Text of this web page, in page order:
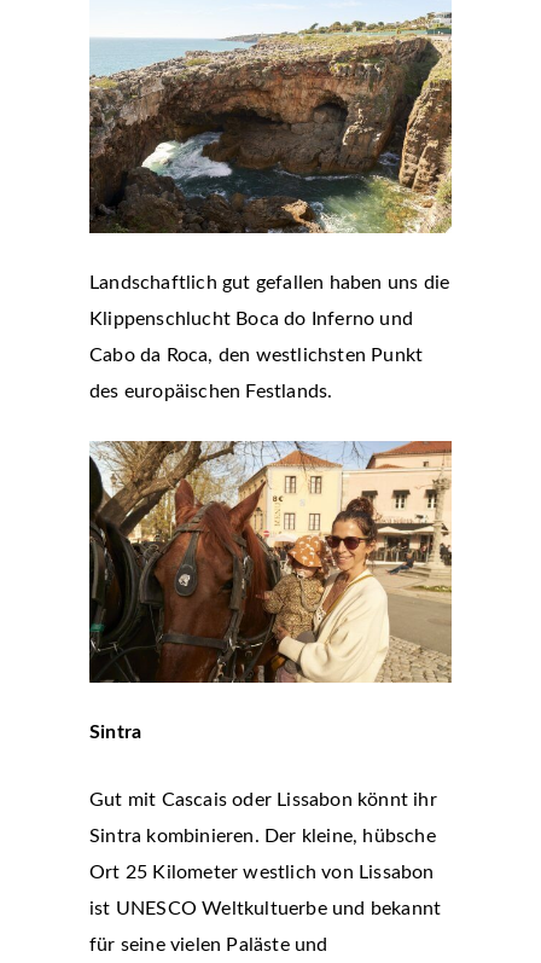
Landschaftlich gut gefallen haben uns die
Klippenschlucht Boca do Inferno und
Cabo da Roca, den westlichsten Punkt
des europäischen Festlands.
Sintra
Gut mit Cascais oder Lissabon könnt ihr
Sintra kombinieren. Der kleine, hübsche
Ort 25 Kilometer westlich von Lissabon
ist UNESCO Weltkultuerbe und bekannt
für seine vielen Paläste und